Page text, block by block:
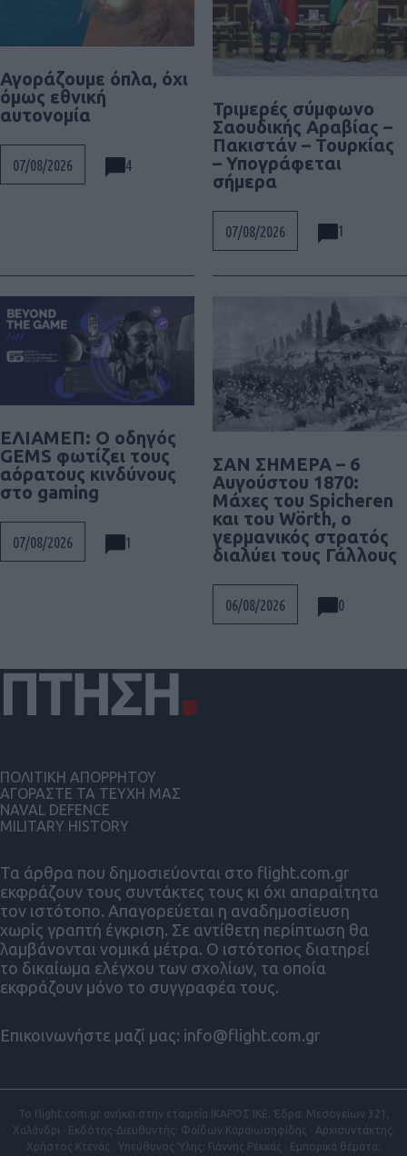
Αγοράζουμε όπλα, όχι
όμως εθνική
αυτονομία
07/08/2026 4
Τριμερές σύμφωνο
Σαουδικής Αραβίας –
Πακιστάν – Τουρκίας
– Υπογράφεται
σήμερα
07/08/2026 1
ΕΛΙΑΜΕΠ: Ο οδηγός
GEMS φωτίζει τους
αόρατους κινδύνους
στο gaming
07/08/2026 1
ΣΑΝ ΣΗΜΕΡΑ – 6
Αυγούστου 1870:
Μάχες του Spicheren
και του Wörth, ο
γερμανικός στρατός
διαλύει τους Γάλλους
06/08/2026 0
Τα άρθρα που δημοσιεύονται στο flight.com.gr
εκφράζουν τους συντάκτες τους κι όχι απαραίτητα
τον ιστότοπο. Απαγορεύεται η αναδημοσίευση
χωρίς γραπτή έγκριση. Σε αντίθετη περίπτωση θα
λαμβάνονται νομικά μέτρα. Ο ιστότοπος διατηρεί
το δικαίωμα ελέγχου των σχολίων, τα οποία
εκφράζουν μόνο το συγγραφέα τους.
Επικοινωνήστε μαζί μας: info@flight.com.gr
ΠΟΛΙΤΙΚΗ ΑΠΟΡΡΗΤΟΥ
ΑΓΟΡΑΣΤΕ ΤΑ ΤΕΥΧΗ ΜΑΣ
NAVAL DEFENCE
MILITARY HISTORY
Το flight.com.gr ανήκει στην εταιρεία ΙΚΑΡΟΣ ΙΚΕ. Έδρα: Μεσογείων 321,
Χαλάνδρι · Εκδότης-Διευθυντής: Φαίδων Καραϊωσηφίδης · Αρχισυντάκτης:
Χρήστος Κτενάς · Υπεύθυνος Ύλης: Γιάννης Ρέκκας · Εμπορικά θέματα: